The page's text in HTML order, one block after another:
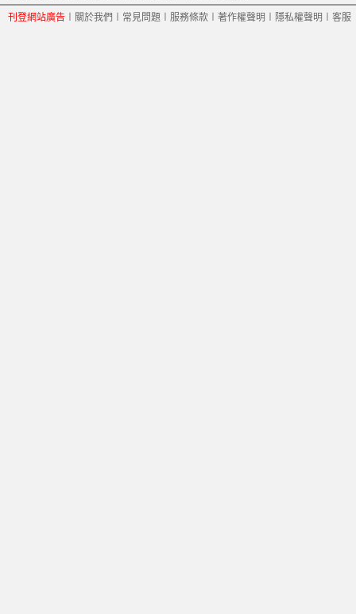
刊登網站廣告 關於我們 常見問題 服務條款 著作權聲明 隱私權聲明 客服